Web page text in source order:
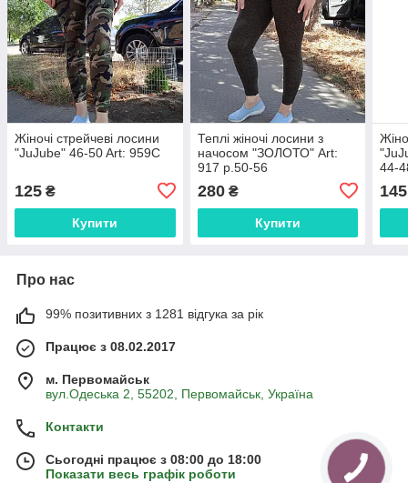
Жіночі стрейчеві лосини
"JuJube" 46-50 Art: 959С
125 ₴
Купити
Теплі жіночі лосини з
начосом "ЗОЛОТО" Art:
917 р.50-56
280₴
Купити
44-
145
Про нас
99% позитивних з 1281 відгука за рік
Працює з 08.02.2017
м. Первомайськ
вул.Одеська 2, 55202, Первомайськ, Україна
Контакти
Сьогодні працює з 08:00 до 18:00
Показати весь графік роботи